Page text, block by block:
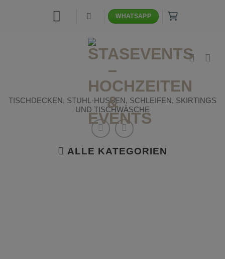
WHATSAPP
TISCHDECKEN, STUHL-HUSSEN, SCHLEIFEN, SKIRTINGS
UND TISCHWÄSCHE
ALLE KATEGORIEN